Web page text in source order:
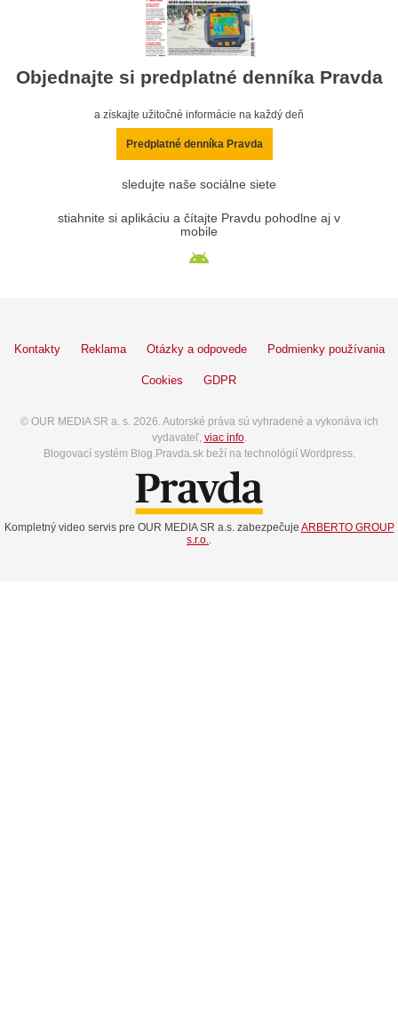
Objednajte si predplatné denníka Pravda
a získajte užitočné informácie na každý deň
Predplatné denníka Pravda
sledujte naše sociálne siete
stiahnite si aplikáciu a čítajte Pravdu pohodlne aj v
mobile
Kontakty Reklama Otázky a odpovede Podmienky používania
Cookies GDPR
© OUR MEDIA SR a. s. 2026. Autorské práva sú vyhradené a vykonáva ich
vydavateľ, viac info.
Blogovací systém Blog.Pravda.sk beží na technológií Wordpress.
Kompletný video servis pre OUR MEDIA SR a.s. zabezpečuje ARBERTO GROUP
s.r.o..